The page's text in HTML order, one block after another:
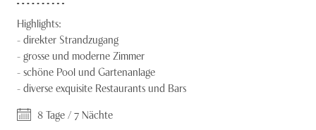
Highlights:
-direkter Strandzugang
-grosse und moderne Zimmer
-schöne Pool und Gartenanlage
-diverse exquisite Restaurants und Bars
8 Tage / 7 Nächte